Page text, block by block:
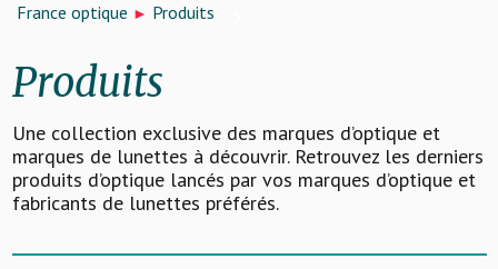
France optique Produits
Produits
Une collection exclusive des marques d’optique et
marques de lunettes à découvrir. Retrouvez les derniers
produits d’optique lancés par vos marques d’optique et
fabricants de lunettes préférés.